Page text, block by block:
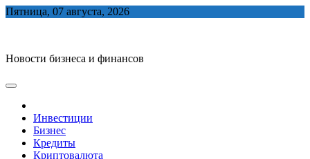
Skip
Пятница, 07 августа, 2026
Новости бизнеса и финансов
Инвестиции
Бизнес
Кредиты
Криптовалюта